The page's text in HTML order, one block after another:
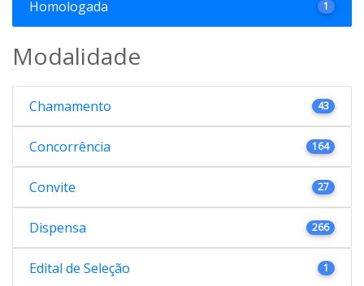
Homologada 1
Modalidade
Chamamento 43
Concorrência 164
Convite 27
Dispensa 266
Edital de Seleção 1